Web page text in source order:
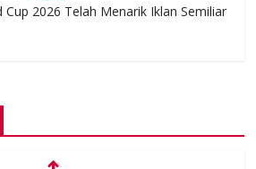
2026 Telah Menarik Iklan Semiliar